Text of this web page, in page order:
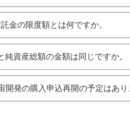
金の限度額とは何ですか。
純資産総額の金額は同じですか。
開発の購入申込再開の予定はあり